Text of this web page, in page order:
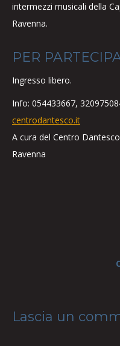
intermezzi musicali della
Ravenna.
PER
Ingresso libero.
Info: 054433667,
centrodantesco.it
A cura del Centro
Ravenna
Lascia un